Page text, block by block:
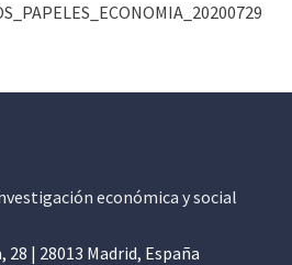
económica y social
28 | 28013 Madrid, España